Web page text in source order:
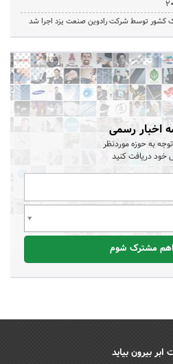
کشور توسط شرکت رادوین صنعت یزد اجرا شد
اخبار رسمی
توجه به حوزه موردنظر
خود دریافت کنید
مشترک شوم
بیرون بیاید